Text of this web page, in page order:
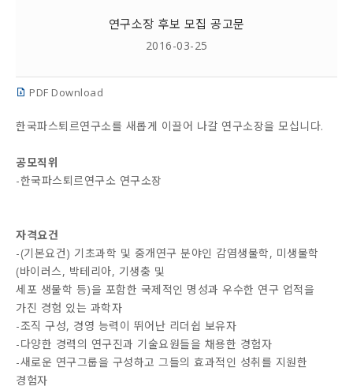
연구소장 후보 모집 공고문
2016-03-25
PDF Download
한국파스퇴르연구소를 새롭게 이끌어 나갈 연구소장을 모십니다.
공모직위
-한국파스퇴르연구소 연구소장
자격요건
-(기본요건) 기초과학 및 중개연구 분야인 감염생물학, 미생물학
(바이러스, 박테리아, 기생충 및
세포 생물학 등)을 포함한 국제적인 명성과 우수한 연구 업적을
가진 경험 있는 과학자
-조직 구성, 경영 능력이 뛰어난 리더쉽 보유자
-다양한 경력의 연구진과 기술요원들을 채용한 경험자
-새로운 연구그룹을 구성하고 그들의 효과적인 성취를 지원한
경험자